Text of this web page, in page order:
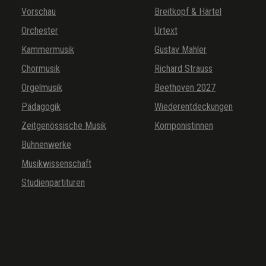
Vorschau
Orchester
Kammermusik
Chormusik
Orgelmusik
Pädagogik
Zeitgenössische Musik
Bühnenwerke
Musikwissenschaft
Studienpartituren
Breitkopf & Härtel
Urtext
Gustav Mahler
Richard Strauss
Beethoven 2027
Wiederentdeckungen
Komponistinnen